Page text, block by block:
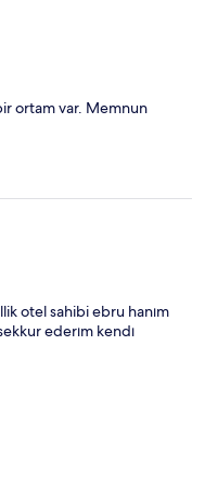
ortam var. Memnun
otel sahibi ebru hanım
ederım kendı